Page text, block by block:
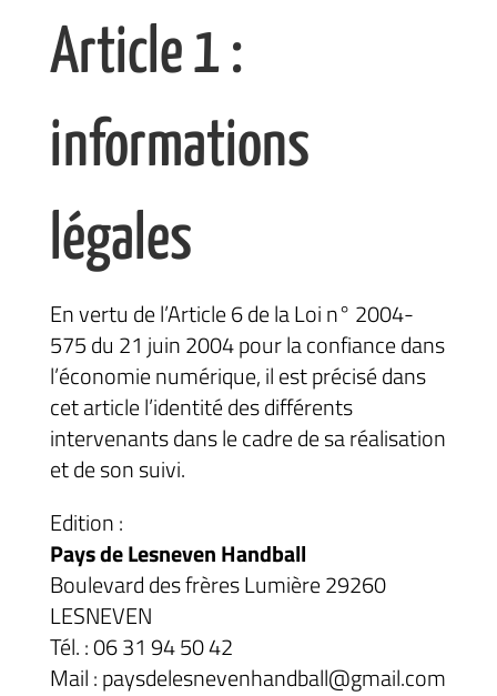
Article 1 :
informations
légales
En vertu de l’Article 6 de la Loi n° 2004-
575 du 21 juin 2004 pour la confiance dans
l’économie numérique, il est précisé dans
cet article l’identité des différents
intervenants dans le cadre de sa réalisation
et de son suivi.
Edition :
Pays de Lesneven Handball
Boulevard des frères Lumière 29260
LESNEVEN
Tél. : 06 31 94 50 42
Mail : paysdelesnevenhandball@gmail.com